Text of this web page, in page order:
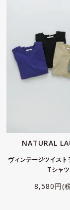
NATURAL
ヴィンテージツイス
Tシャツ
8,580円(